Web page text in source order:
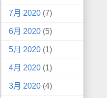
7月 2020 (7)
6月 2020 (5)
5月 2020 (1)
4月 2020 (1)
3月 2020 (4)